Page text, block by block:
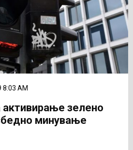
8:03 AM
активирање зелено
минување